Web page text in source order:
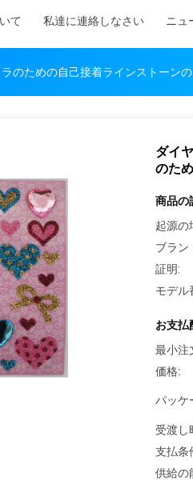
て 私達に連絡しなさい ニュ
のための自己接着ラインストーン
ダイ
のた
商品の
起源の
ブラン
証明:
モデル
お支払
最小注
価格:
パッケ
受渡し
支払条
供給の